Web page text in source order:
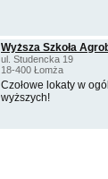
Wyższa Szkoła
ul. Studencka 19
18-400 Łomża
Czołowe lokaty w
wyższych!